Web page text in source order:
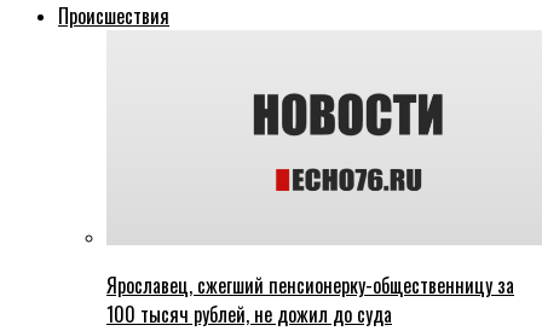
Происшествия
Ярославец, сжегший пенсионерку-общественницу за
100 тысяч рублей, не дожил до суда